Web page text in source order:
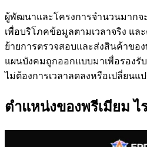
ผู้พัฒนาและโครงการจํานวนมากจะ
เพื่อบริโภคข้อมูลตามเวลาจริง และ
ย้ายการตรวจสอบและส่งสินค้าขอ
แผนบังคมถูกออกแบบมาเพื่อรองรั
ไม่ต้องการเวลาลดลงหรือเปลี่ยนแ
ตําแหน่งของพรีเมียม ไ